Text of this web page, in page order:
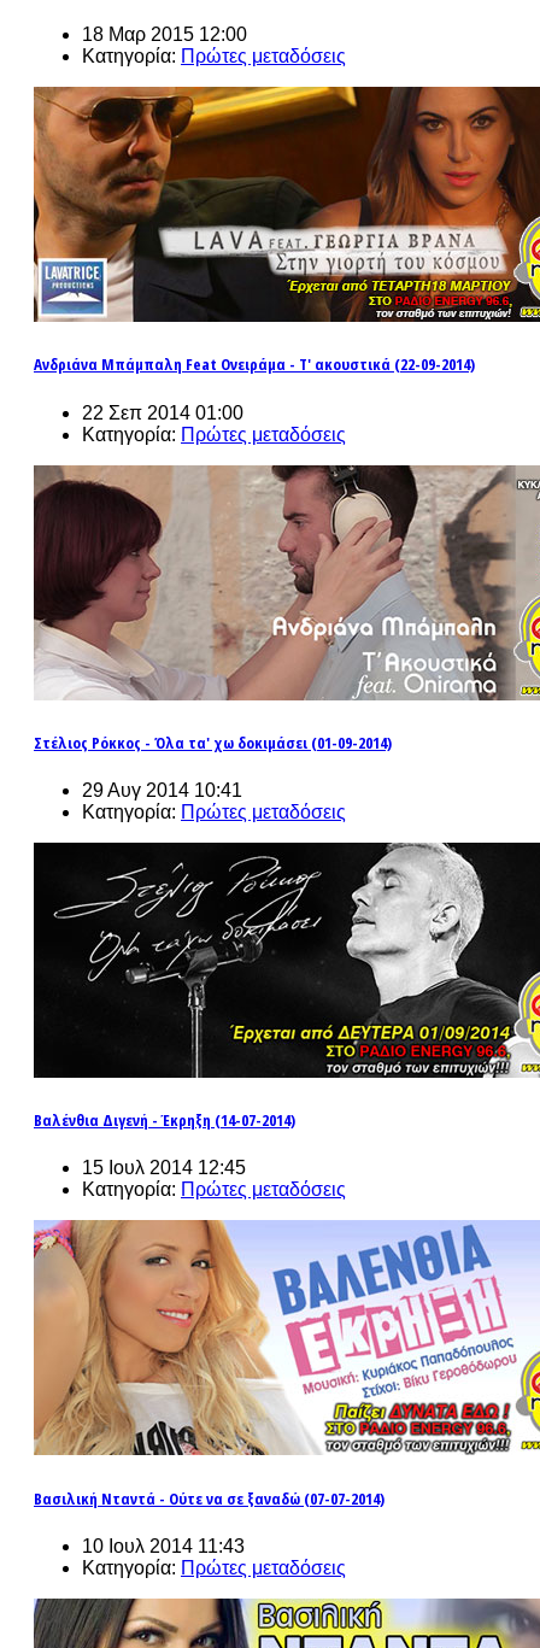
18 Μαρ 2015 12:00
Κατηγορία: Πρώτες μεταδόσεις
Ανδριάνα Μπάμπαλη Feat Ονειράμα - Τ' ακουστικά (22-09-2014)
22 Σεπ 2014 01:00
Κατηγορία: Πρώτες μεταδόσεις
Στέλιος Ρόκκος - Όλα τα' χω δοκιμάσει (01-09-2014)
29 Αυγ 2014 10:41
Κατηγορία: Πρώτες μεταδόσεις
Βαλένθια Διγενή - Έκρηξη (14-07-2014)
15 Ιουλ 2014 12:45
Κατηγορία: Πρώτες μεταδόσεις
Βασιλική Νταντά - Ούτε να σε ξαναδώ (07-07-2014)
10 Ιουλ 2014 11:43
Κατηγορία: Πρώτες μεταδόσεις